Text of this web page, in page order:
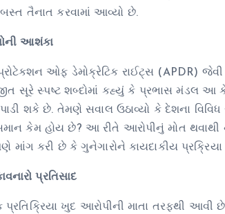
તૈનાત કરવામાં આવ્યો છે.
આશંકા
ઓફ ડેમોક્રેટિક રાઈટ્સ (APDR)
સૂરે સ્પષ્ટ શબ્દોમાં કહ્યું કે પ્રભાસ મંડલ આ
શકે છે. તેમણે સવાલ ઉઠાવ્યો કે દેશના વિવિધ
કેમ હોય છે? આ રીતે આરોપીનું મોત
કરી છે કે ગુનેગારોને કાયદાકીય
પ્રતિસાદ
ખુદ આરોપીની માતા તરફથી